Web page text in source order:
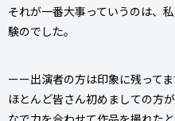
それが一番大事っていうのは、
験のでした。
ーー出演者の方は印象に残って
ほとんど皆さん初めましての方